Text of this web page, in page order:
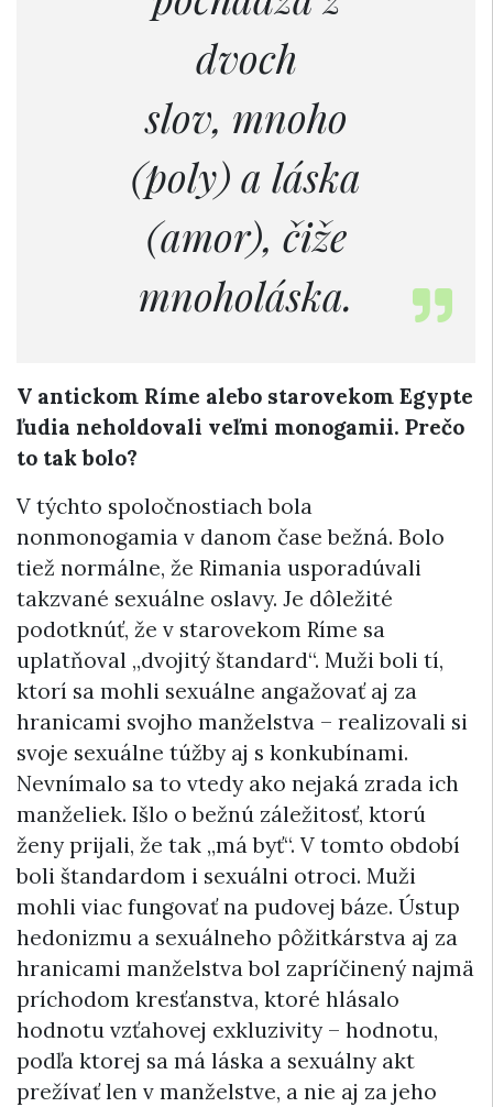
dvoch
slov, mnoho
(poly) a láska
(amor), čiže
mnoholáska.
V antickom Ríme alebo starovekom Egypte
ľudia neholdovali veľmi monogamii. Prečo
to tak bolo?
V týchto spoločnostiach bola
nonmonogamia v danom čase bežná. Bolo
tiež normálne, že Rimania usporadúvali
takzvané sexuálne oslavy. Je dôležité
podotknúť, že v starovekom Ríme sa
uplatňoval „dvojitý štandard“. Muži boli tí,
ktorí sa mohli sexuálne angažovať aj za
hranicami svojho manželstva – realizovali si
svoje sexuálne túžby aj s konkubínami.
Nevnímalo sa to vtedy ako nejaká zrada ich
manželiek. Išlo o bežnú záležitosť, ktorú
ženy prijali, že tak „má byť“. V tomto období
boli štandardom i sexuálni otroci. Muži
mohli viac fungovať na pudovej báze. Ústup
hedonizmu a sexuálneho pôžitkárstva aj za
hranicami manželstva bol zapríčinený najmä
príchodom kresťanstva, ktoré hlásalo
hodnotu vzťahovej exkluzivity – hodnotu,
podľa ktorej sa má láska a sexuálny akt
prežívať len v manželstve, a nie aj za jeho